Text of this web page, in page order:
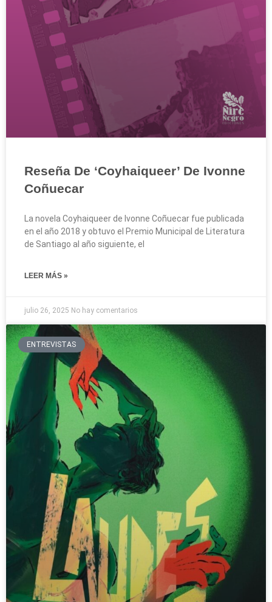
Reseña De ‘Coyhaiqueer’ De Ivonne
Coñuecar
La novela Coyhaiqueer de Ivonne Coñuecar fue publicada
en el año 2018 y obtuvo el Premio Municipal de Literatura
de Santiago al año siguiente, el
LEER MÁS »
julio 26, 2025 No hay comentarios
ENTREVISTAS